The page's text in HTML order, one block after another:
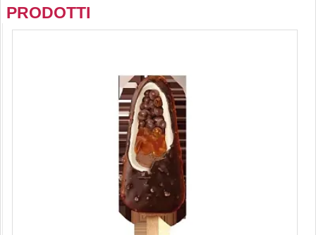
PRODOTTI